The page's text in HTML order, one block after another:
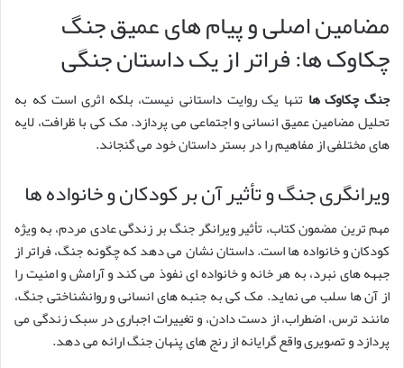
مضامین اصلی و پیام های عمیق جنگ
چکاوک ها: فراتر از یک داستان جنگی
جنگ چکاوک ها تنها یک روایت داستانی نیست، بلکه اثری است که به
تحلیل مضامین عمیق انسانی و اجتماعی می پردازد. مک کی با ظرافت، لایه
های مختلفی از مفاهیم را در بستر داستان خود می گنجاند.
ویرانگری جنگ و تأثیر آن بر کودکان و خانواده ها
مهم ترین مضمون کتاب، تأثیر ویرانگر جنگ بر زندگی عادی مردم، به ویژه
کودکان و خانواده ها است. داستان نشان می دهد که چگونه جنگ، فراتر از
جبهه های نبرد، به هر خانه و خانواده ای نفوذ می کند و آرامش و امنیت را
از آن ها سلب می نماید. مک کی به جنبه های انسانی و روانشناختی جنگ،
مانند ترس، اضطراب، از دست دادن، و تغییرات اجباری در سبک زندگی می
پردازد و تصویری واقع گرایانه از رنج های پنهان جنگ ارائه می دهد.